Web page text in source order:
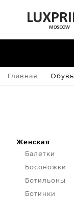
Главная Обувь
Женская
Балетки
Босоножки
Ботильоны
Ботинки